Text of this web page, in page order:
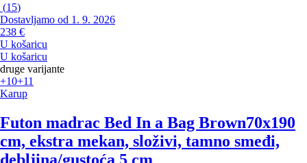
(15)
Dostavljamo od 1. 9. 2026
238 €
U košaricu
U košaricu
druge varijante
+10+11
Karup
Futon madrac Bed In a Bag Brown70x190
cm, ekstra mekan, složivi, tamno smeđi,
debljina/gustoća 5 cm